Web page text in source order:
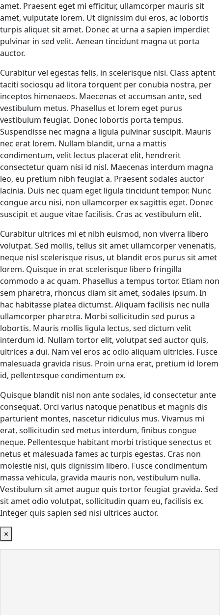
amet. Praesent eget mi efficitur, ullamcorper mauris sit
amet, vulputate lorem. Ut dignissim dui eros, ac lobortis
turpis aliquet sit amet. Donec at urna a sapien imperdiet
pulvinar in sed velit. Aenean tincidunt magna ut porta
auctor.
Curabitur vel egestas felis, in scelerisque nisi. Class aptent
taciti sociosqu ad litora torquent per conubia nostra, per
inceptos himenaeos. Maecenas et accumsan ante, sed
vestibulum metus. Phasellus et lorem eget purus
vestibulum feugiat. Donec lobortis porta tempus.
Suspendisse nec magna a ligula pulvinar suscipit. Mauris
nec erat lorem. Nullam blandit, urna a mattis
condimentum, velit lectus placerat elit, hendrerit
consectetur quam nisi id nisl. Maecenas interdum magna
leo, eu pretium nibh feugiat a. Praesent sodales auctor
lacinia. Duis nec quam eget ligula tincidunt tempor. Nunc
congue arcu nisi, non ullamcorper ex sagittis eget. Donec
suscipit et augue vitae facilisis. Cras ac vestibulum elit.
Curabitur ultrices mi et nibh euismod, non viverra libero
volutpat. Sed mollis, tellus sit amet ullamcorper venenatis,
neque nisl scelerisque risus, ut blandit eros purus sit amet
lorem. Quisque in erat scelerisque libero fringilla
commodo a ac quam. Phasellus a tempus tortor. Etiam non
sem pharetra, rhoncus diam sit amet, sodales ipsum. In
hac habitasse platea dictumst. Aliquam facilisis nec nulla
ullamcorper pharetra. Morbi sollicitudin sed purus a
lobortis. Mauris mollis ligula lectus, sed dictum velit
interdum id. Nullam tortor elit, volutpat sed auctor quis,
ultrices a dui. Nam vel eros ac odio aliquam ultricies. Fusce
malesuada gravida risus. Proin urna erat, pretium id lorem
id, pellentesque condimentum ex.
Quisque blandit nisl non ante sodales, id consectetur ante
consequat. Orci varius natoque penatibus et magnis dis
parturient montes, nascetur ridiculus mus. Vivamus mi
erat, sollicitudin sed metus interdum, finibus congue
neque. Pellentesque habitant morbi tristique senectus et
netus et malesuada fames ac turpis egestas. Cras non
molestie nisi, quis dignissim libero. Fusce condimentum
massa vehicula, gravida mauris non, vestibulum nulla.
Vestibulum sit amet augue quis tortor feugiat gravida. Sed
sit amet odio volutpat, sollicitudin quam eu, facilisis ex.
Integer quis sapien sed nisi ultrices auctor.
×